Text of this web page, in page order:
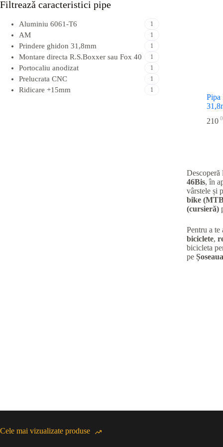
Pipa
210
46Bis, în
vârstele și
bike
(cursieră)
Pentru a
biciclete,
bicicleta
pe
Filtreazǎ caracteristici pipe
Aluminiu 6061-T6 1
AM 1
Prindere ghidon 31,8mm 1
Montare directa R.S.Boxxer sau Fox 40 1
Portocaliu anodizat 1
Prelucrata CNC 1
Ridicare +15mm 1
Cele mai vizualizate produse